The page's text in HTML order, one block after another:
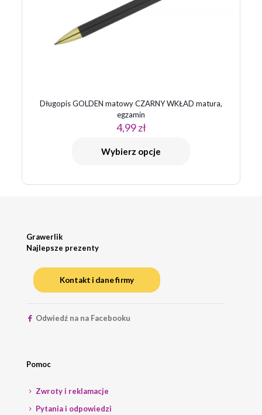
Długopis GOLDEN matowy CZARNY WKŁAD matura,
egzamin
4,99zł
Wybierz opcje
Grawerlik
Najlepsze prezenty
Kontakt i dane firmy
Odwiedź na na Facebooku
Pomoc
Zwroty i reklamacje
Pytania i odpowiedzi